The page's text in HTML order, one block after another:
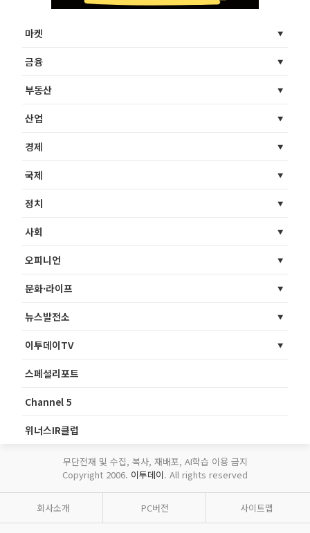
마켓
금융
부동산
산업
경제
국제
정치
사회
오피니언
문화·라이프
뉴스발전소
이투데이TV
스페셜리포트
Channel 5
위너스IR클럽
무단전재 및 수집, 복사, 재배포, AI학습 이용 금지
Copyright 2006. 이투데이. All rights reserved
회사소개 PC버전 사이트맵